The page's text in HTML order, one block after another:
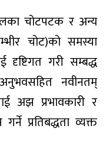
चोटपटक र अन्य
चोट)को समस्या
गरी सम्बद्ध
नवीनतम्
अझ प्रभावकारी र
प्रतिबद्धता व्यक्त